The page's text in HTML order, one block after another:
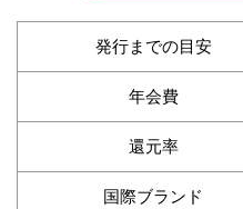
発行までの目安
年会費
還元率
国際ブランド